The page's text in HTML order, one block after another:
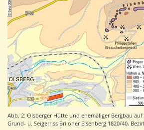
Abb. 2: Olsberger Hütte und ehemaliger Bergbau
Grund- u. Seigerriss Briloner Eisenberg 1820/40,